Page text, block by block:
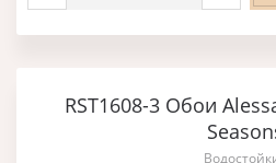
RST1608-3 Обои